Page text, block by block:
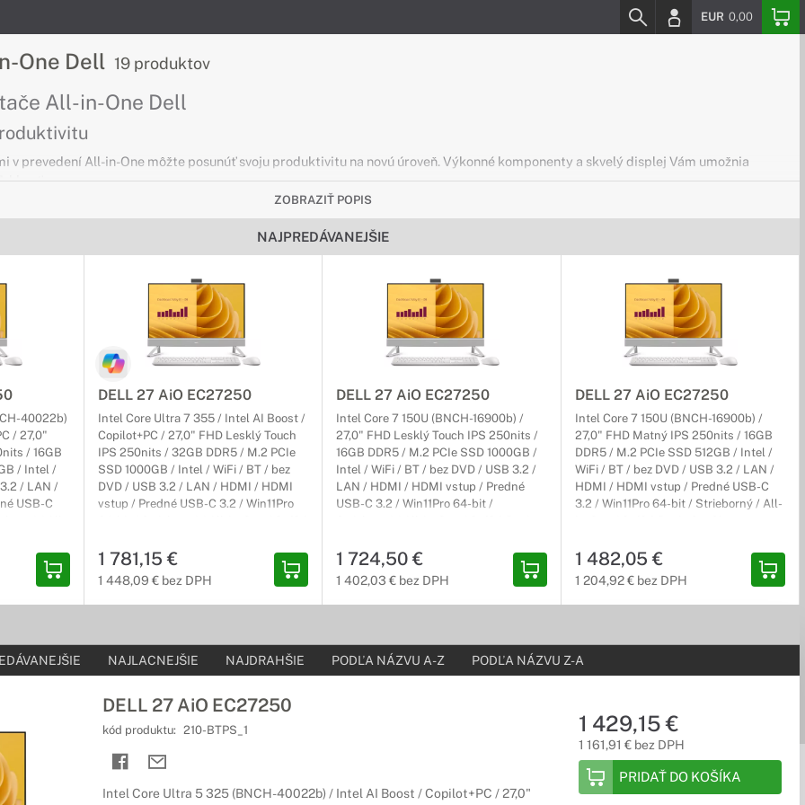
EUR 0,00
One Dell 19 produktov
All-in-One Dell
v prevedení All-in-One môžte posunúť svoju produktivitu na novú úroveň. Výkonné komponenty a skvelý displej Vám umožnia
ovládanie
bude práca s Vašim All-in-One počítačom DELL ešte pohodlnejšia. Ovládajte počítač s intuitívnym dotykovým ovládaním
v skupine.
Dell 23" a viac
obrazovku?
na ktorom zobrazíte všetko obsah čo potrebujete, tak ste na správnom mieste. Pozrite si ponuku počítačov DELL s viac ako
All-in-One Dell
práca s počítačom ešte pohodlnejšia.
in-One
aj navonok
All-in-One
all-in-one počítače, ktoré kombinujú výkon a ľahkú spoluprácu. Profesionálne počítače navrhnuté pre výnimočný výkon a
ZOBRAZIŤ POPIS
NAJPREDÁVANEJŠIE
40022b)
/ 27,0"
/ 16GB
/ Intel /
/ LAN /
USB-C
DELL 27 AiO EC27250
Intel Core Ultra 7 355 / Intel AI Boost /
Copilot+PC / 27,0" FHD Lesklý Touch
IPS 250nits / 32GB DDR5 / M.2 PCIe
SSD 1000GB / Intel / WiFi / BT / bez
DVD / USB 3.2 / LAN / HDMI / HDMI
vstup / Predné USB-C 3.2 / Win11Pro
1 781,15 €
1 448,09 € bez DPH
DELL 27 AiO EC27250
Intel Core 7 150U (BNCH-16900b) /
27,0" FHD Lesklý Touch IPS 250nits /
16GB DDR5 / M.2 PCIe SSD 1000GB /
Intel / WiFi / BT / bez DVD / USB 3.2 /
LAN / HDMI / HDMI vstup / Predné
USB-C 3.2 / Win11Pro 64-bit /
1 724,50 €
1 402,03 € bez DPH
DELL 27 AiO EC27250
Intel Core 7 150U (BNCH-16900b) /
27,0" FHD Matný IPS 250nits / 16GB
DDR5 / M.2 PCIe SSD 512GB / Intel /
WiFi / BT / bez DVD / USB 3.2 / LAN /
HDMI / HDMI vstup / Predné USB-C
3.2 / Win11Pro 64-bit / Strieborný / All-
1 482,05 €
1 204,92 € bez DPH
NAJLACNEJŠIE NAJDRAHŠIE PODĽA NÁZVU A-Z PODĽA NÁZVU Z-A
DELL 27 AiO EC27250
kód produktu: 210-BTPS_1
Intel Core Ultra 5 325 (BNCH-40022b) / Intel AI Boost / Copilot+PC / 27,0"
1 429,15 €
1 161,91 € bez DPH
PRIDAŤ DO KOŠÍKA